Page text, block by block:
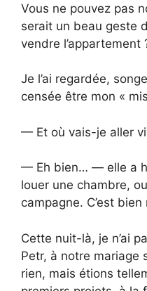
Vous ne pouvez pas
serait un beau geste
vendre l’appartement
Je l’ai regardée,
censée être mon «
— Et où vais-je aller
— Eh bien… — elle a
louer une chambre,
campagne. C’est bien
Cette nuit-là, je n’ai
Petr, à notre mariage
rien, mais étions